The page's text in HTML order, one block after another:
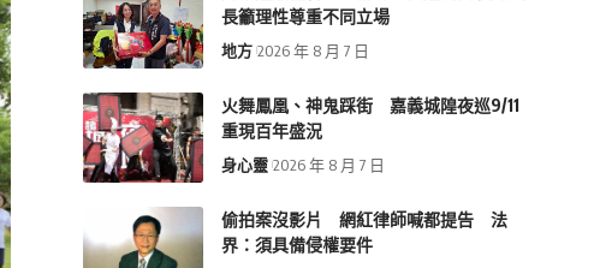
長籲理性尊重不同立場
地方 2026 年 8 月 7 日
火舞鳳凰、神鬼踩街 嘉義城隍夜巡9/11
重現百年盛況
身心靈 2026 年 8 月 7 日
偷拍案沒影片 網紅律師喊都提告 法
界：須具備侵權要件